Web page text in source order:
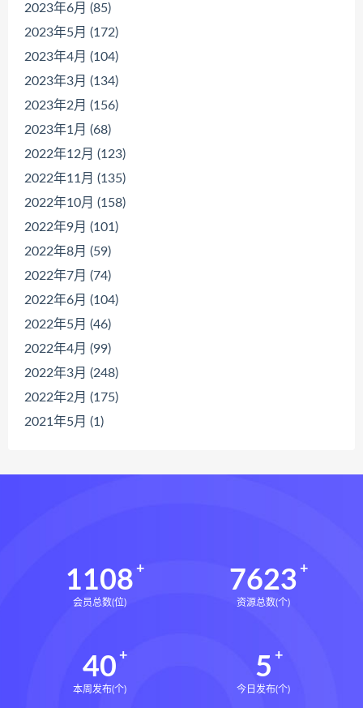
2023年6月 (85)
2023年5月 (172)
2023年4月 (104)
2023年3月 (134)
2023年2月 (156)
2023年1月 (68)
2022年12月 (123)
2022年11月 (135)
2022年10月 (158)
2022年9月 (101)
2022年8月 (59)
2022年7月 (74)
2022年6月 (104)
2022年5月 (46)
2022年4月 (99)
2022年3月 (248)
2022年2月 (175)
2021年5月 (1)
1108
会员总数(位)
7623
资源总数(个)
40
本周发布(个)
5
今日发布(个)